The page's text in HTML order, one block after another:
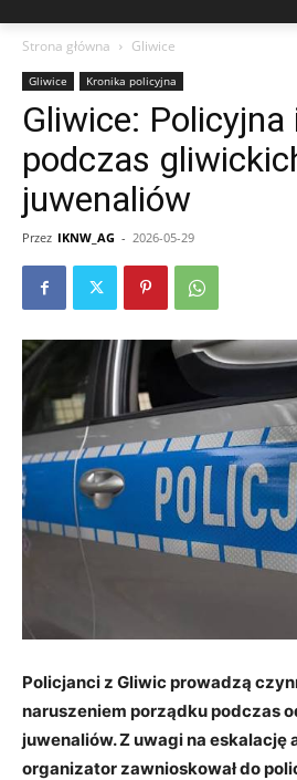
Strona główna Gliwice
Gliwice Kronika policyjna
Gliwice:
podczas
juwenaliów
Przez IKNW_AG - 2026-05-29
Policjanci z Gliwic prowadzą
naruszeniem porządku podczas
juwenaliów. Z uwagi na eskalację
organizator zawnioskował do